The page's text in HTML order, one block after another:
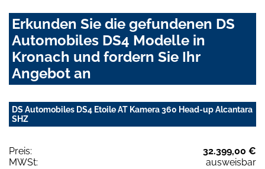
Erkunden Sie die gefundenen DS
Automobiles DS4 Modelle in
Kronach und fordern Sie Ihr
Angebot an
DS Automobiles DS4 Etoile AT Kamera 360 Head-up Alcantara
SHZ
Preis:
32.399,00 €
MWSt:
ausweisbar